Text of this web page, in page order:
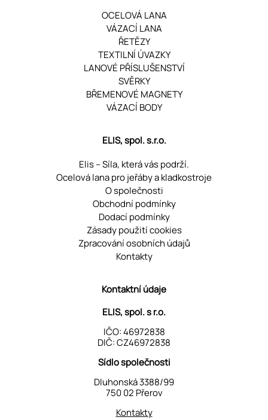
OCELOVÁ LANA
VÁZACÍ LANA
ŘETĚZY
TEXTILNÍ ÚVAZKY
LANOVÉ PŘÍSLUŠENSTVÍ
SVĚRKY
BŘEMENOVÉ MAGNETY
VÁZACÍ BODY
ELIS, spol. s.r.o.
Elis – Síla, která vás podrží.
Ocelová lana pro jeřáby a kladkostroje
O společnosti
Obchodní podmínky
Dodací podmínky
Zásady použití cookies
Zpracování osobních údajů
Kontakty
Kontaktní údaje
ELIS, spol. s r.o.
IČO: 46972838
DIČ: CZ46972838
Sídlo společnosti
Dluhonská 3388/99
750 02 Přerov
Kontakty